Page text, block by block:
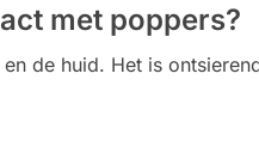
met poppers?
de huid. Het is